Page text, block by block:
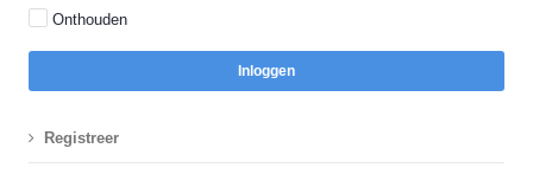
Onthouden
Inloggen
Registreer